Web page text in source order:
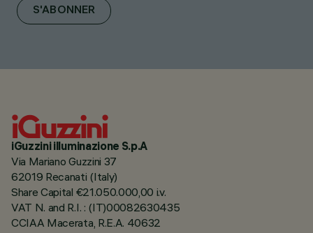
S'ABONNER
iGuzzini illuminazione S.p.A
Via Mariano Guzzini 37
62019 Recanati (Italy)
Share Capital €21.050.000,00 i.v.
VAT N. and R.I. : (IT)00082630435
CCIAA Macerata, R.E.A. 40632